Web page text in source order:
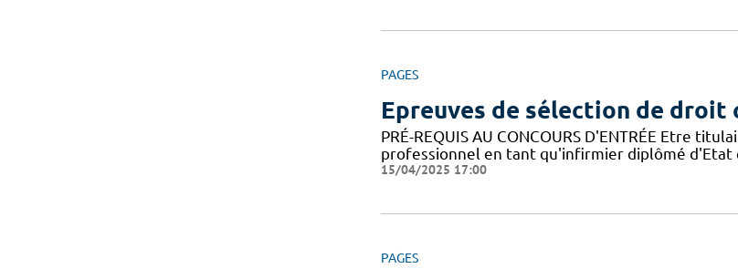
PAGES
Epreuves de sélection de droit
PRÉ-REQUIS AU CONCOURS D'ENTRÉE Etre
professionnel en tant qu'infirmier diplômé d'Etat
15/04/2025 17:00
PAGES